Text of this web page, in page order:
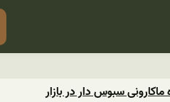
سبوس دار در بازار